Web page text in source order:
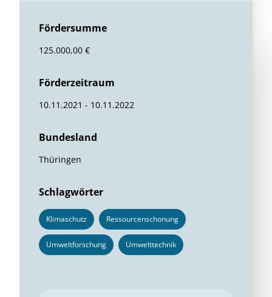
Fördersumme
125.000,00 €
Förderzeitraum
10.11.2021 - 10.11.2022
Bundesland
Thüringen
Schlagwörter
Klimaschutz Ressourcenschonung
Umweltforschung Umwelttechnik